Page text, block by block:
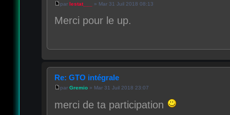
par lestat___ » Mar 31 Juil 2018 08:13
Merci pour le up.
Re: GTO intégrale
par Gremio» Mar 31 Juil 2018 23:07
merci de ta participation